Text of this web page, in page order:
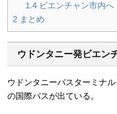
1.4ビエンチャン市内へ
2 まとめ
ウドンタニー発ビエン
ウドンタニーバスターミナ
の国際バスが出ている。